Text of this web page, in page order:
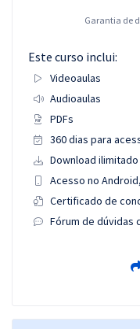
Garantia de
Este curso inclui:
Videoaulas
Audioaulas
PDFs
360 dias para
Download ilimitado
Acesso no
Certificado de
Fórum de dúvidas